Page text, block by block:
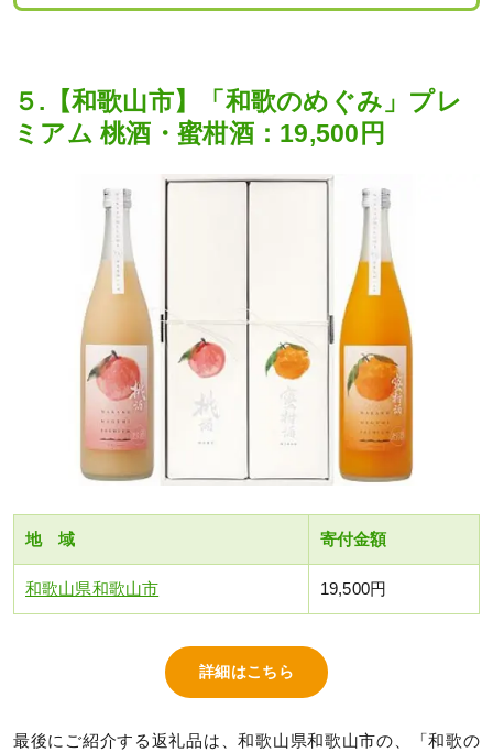
５.【和歌山市】「和歌のめぐみ」プレ
ミアム 桃酒・蜜柑酒：19,500円
地 域 寄付金額
和歌山県和歌山市 19,500円
詳細はこちら
最後にご紹介する返礼品は、和歌山県和歌山市の、「和歌の